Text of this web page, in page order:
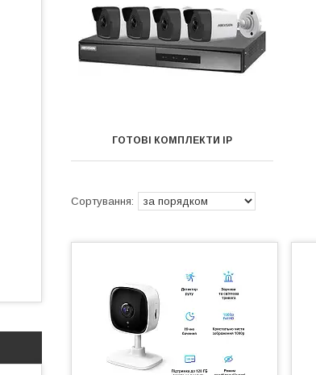
ГОТОВІ КОМПЛЕКТИ IP